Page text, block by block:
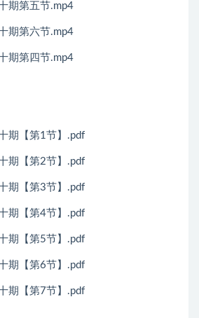
期第五节.mp4
期第六节.mp4
期第四节.mp4
期【第1节】.pdf
期【第2节】.pdf
期【第3节】.pdf
期【第4节】.pdf
期【第5节】.pdf
期【第6节】.pdf
期【第7节】.pdf